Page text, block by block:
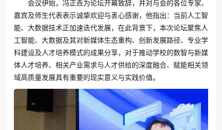
会议伊始，冯正垚为论坛开幕致辞，并对与会的各位专家、
嘉宾及师生代表表示诚挚欢迎与衷心感谢，他指出：当前人工智
能、大数据技术正加速迭代发展，在此背景下，本次论坛聚焦人
工智能、大数据及其对新媒体生态重构、创新发展路径、专业学
科建设及人才培养模式的成果分享，对于推动学校的数智与新媒
体人才培养、相关产业需求与人才供给的深度融合、赋能相关领
域高质量发展具有重要的现实意义与实践价值。